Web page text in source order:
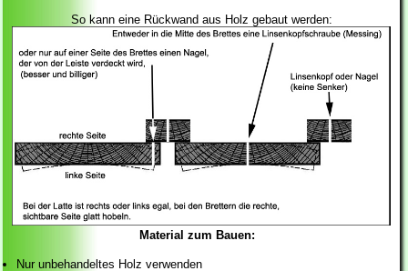
So kann eine Rückwand aus Holz gebaut werden:
Material zum Bauen:
Nur unbehandeltes Holz verwenden